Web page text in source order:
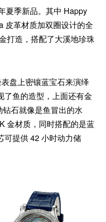
夏季新品。其中 Happy
皮革材质加双圈设计的全
打造，搭配了大溪地珍珠
盘上密镶蓝宝石来演绎
了鱼的造型，上面还有金
石就像是鱼冒出的水
金材质，同时搭配的是蓝
可提供 42 小时动力储